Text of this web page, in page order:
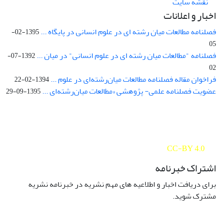
اخبار و اعلانات
فصلنامه مطالعات میان رشته ای در علوم انسانی در پایگاه ...
1395-02-
05
فصلنامه "مطالعات میان رشته ای در علوم انسانی" در میان ...
1392-07-
02
فراخوان مقاله فصلنامه مطالعات میان‌رشته‌ای در علوم ...1394-02-22
عضویت فصلنامه علمی- پژوهشی «مطالعات میان‌رشته‌ای ...1395-09-29
CC-BY 4.0
اشتراک خبرنامه
برای دریافت اخبار و اطلاعیه های مهم نشریه در خبرنامه نشریه
مشترک شوید.